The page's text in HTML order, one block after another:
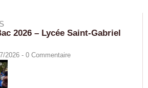
2026 – Lycée Saint-Gabriel
2026 - 0 Commentaire